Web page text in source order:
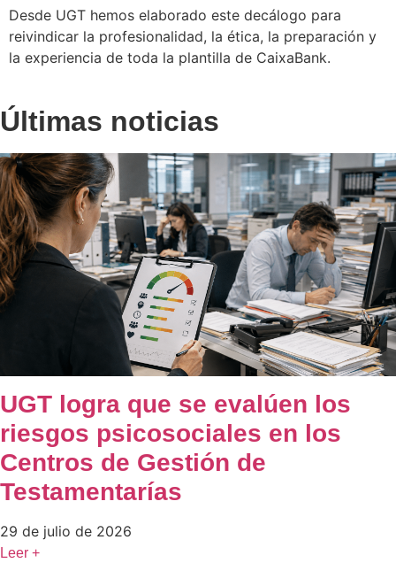
Desde UGT hemos elaborado este decálogo para
reivindicar la profesionalidad, la ética, la preparación y
la experiencia de toda la plantilla de CaixaBank.
Últimas noticias
UGT logra que se evalúen los
riesgos psicosociales en los
Centros de Gestión de
Testamentarías
29 de julio de 2026
Leer +